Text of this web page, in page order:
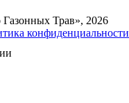
Трав», 2026
конфиденциальности